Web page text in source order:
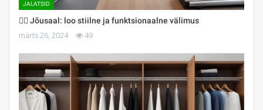
JALATSID
🏋️‍♀️ Jõusaal: loo stiilne ja funktsionaalne välimus
märts 26, 2024 49